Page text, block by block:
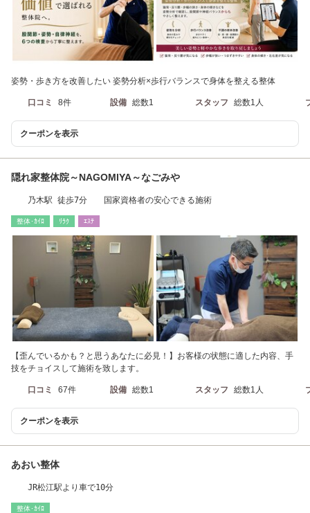
姿勢・歩き方を改善したい 姿勢分析×歩行バランスで身体を整える整体
口コミ 8件 設備 総数1 スタッフ 総数1人
クーポンを表示
隠れ家整体院～NAGOMIYA～なごみや
乃木駅 徒歩7分 国家資格者の安心できる施術
整体･ｶｲﾛ ﾘﾗｸ ｴｽﾃ
【歪んでいるかも？と思うあなたに必見！】お客様の状態に適した内容、手
技をチョイスして施術を致します。
口コミ 67件 設備 総数1 スタッフ 総数1人
クーポンを表示
あおい整体
JR松江駅より車で10分
整体･ｶｲﾛ